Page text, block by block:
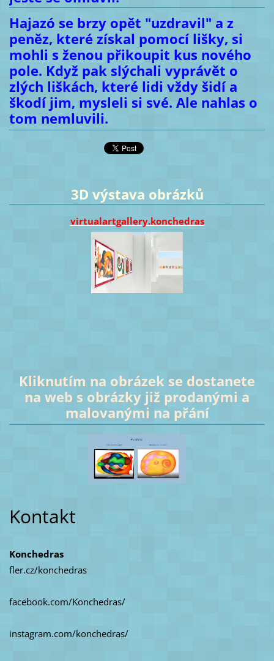
Hajazó se brzy opět "uzdravil" a z
peněz, které získal pomocí lišky, si
mohli s ženou přikoupit kus nového
pole. Když pak slýchali vyprávět o
zlých liškách, které lidi vždy šidí a
škodí jim, mysleli si své. Ale nahlas o
tom nemluvili.
3D výstava obrázků
virtualartgallery.konchedras
Kliknutím na obrázek se dostanete
na web s obrázky již prodanými a
malovanými na přání
Kontakt
Konchedras
fler.cz/konchedras
facebook.com/Konchedras/
instagram.com/konchedras/